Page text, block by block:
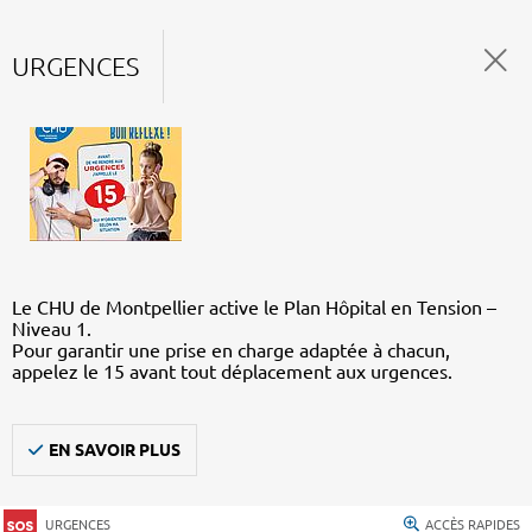
URGENCES
Le CHU de Montpellier active le Plan Hôpital en Tension –
Niveau 1.
Pour garantir une prise en charge adaptée à chacun,
appelez le 15 avant tout déplacement aux urgences.
EN SAVOIR PLUS
URGENCES ACCÈS RAPIDES